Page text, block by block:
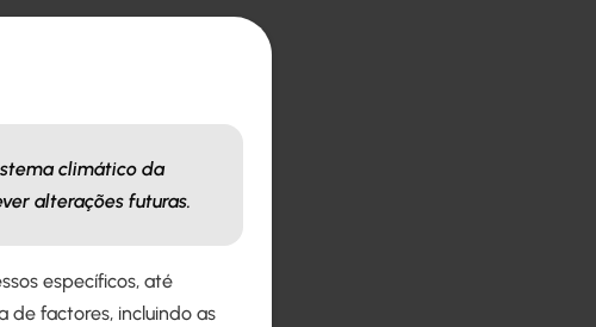
climático da
alterações futuras.
específicos, até
de factores, incluindo as